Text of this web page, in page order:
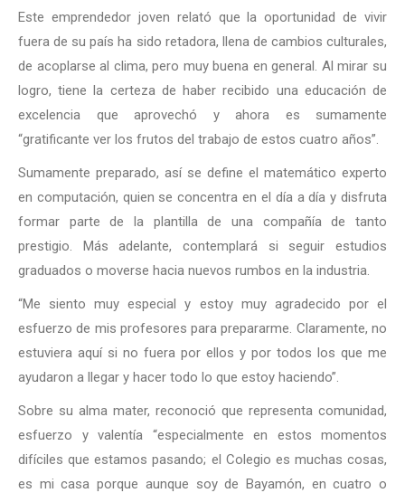
Este emprendedor joven relató que la oportunidad de vivir
fuera de su país ha sido retadora, llena de cambios culturales,
de acoplarse al clima, pero muy buena en general. Al mirar su
logro, tiene la certeza de haber recibido una educación de
excelencia que aprovechó y ahora es sumamente
“gratificante ver los frutos del trabajo de estos cuatro años”.
Sumamente preparado, así se define el matemático experto
en computación, quien se concentra en el día a día y disfruta
formar parte de la plantilla de una compañía de tanto
prestigio. Más adelante, contemplará si seguir estudios
graduados o moverse hacia nuevos rumbos en la industria.
“Me siento muy especial y estoy muy agradecido por el
esfuerzo de mis profesores para prepararme. Claramente, no
estuviera aquí si no fuera por ellos y por todos los que me
ayudaron a llegar y hacer todo lo que estoy haciendo”.
Sobre su alma mater, reconoció que representa comunidad,
esfuerzo y valentía “especialmente en estos momentos
difíciles que estamos pasando; el Colegio es muchas cosas,
es mi casa porque aunque soy de Bayamón, en cuatro o